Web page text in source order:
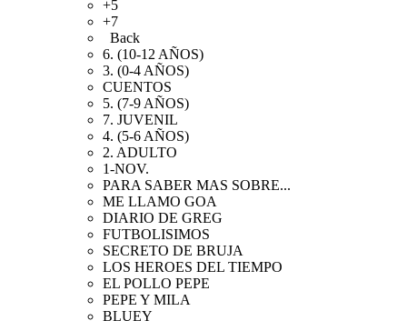
+5
+7
Back
6. (10-12 AÑOS)
3. (0-4 AÑOS)
CUENTOS
5. (7-9 AÑOS)
7. JUVENIL
4. (5-6 AÑOS)
2. ADULTO
1-NOV.
PARA SABER MAS SOBRE...
ME LLAMO GOA
DIARIO DE GREG
FUTBOLISIMOS
SECRETO DE BRUJA
LOS HEROES DEL TIEMPO
EL POLLO PEPE
PEPE Y MILA
BLUEY